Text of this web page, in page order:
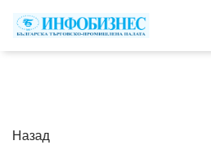
Назад